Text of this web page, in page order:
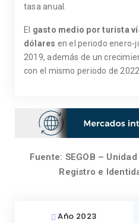
tasa anual.
El gasto medio por turista
dólares en el periodo enero-
2019, además de un
con el mismo periodo de 2022.
Fuente: SEGOB –
Registro e
Año 2023